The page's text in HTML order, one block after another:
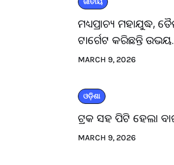
ମଧ୍ୟପ୍ରାଚ୍ୟ ମହାଯୁଦ୍ଧ,
ଟାର୍ଗେଟ କରିଛନ୍ତି ଉଭୟ.
MARCH 9, 2026
ଓଡ଼ିଶା
ଟ୍ରକ ସହ ପିଟି ହେଲା
MARCH 9, 2026